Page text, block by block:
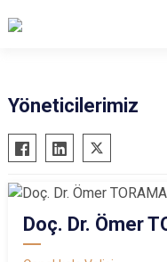
Yöneticilerimiz
Doç. Dr. Ömer